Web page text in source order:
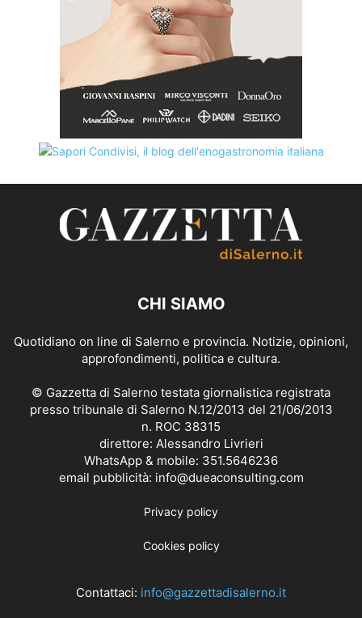
CHI SIAMO
Quotidiano on line di Salerno e provincia. Notizie, opinioni,
approfondimenti, politica e cultura.
© Gazzetta di Salerno testata giornalistica registrata
presso tribunale di Salerno N.12/2013 del 21/06/2013
n. ROC 38315
direttore: Alessandro Livrieri
WhatsApp & mobile: 351.5646236
email pubblicità: info@dueaconsulting.com
Privacy policy
Cookies policy
Contattaci: info@gazzettadisalerno.it